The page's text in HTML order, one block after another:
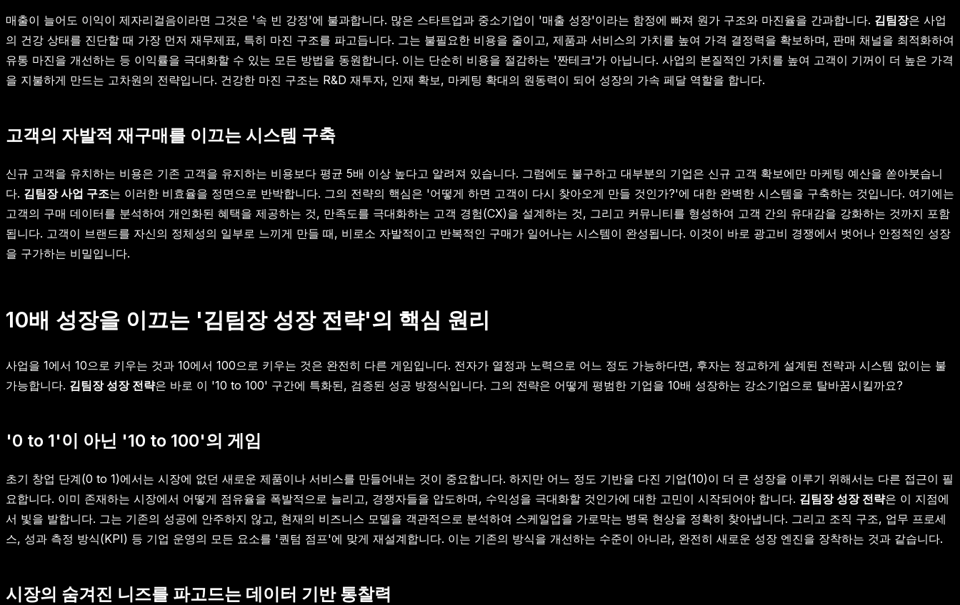
매출이 늘어도 이익이 제자리걸음이라면 그것은 '속 빈 강정'에 불과합니다. 많은 스타트업과 중소기업이 '매출 성장'이라는 함정에 빠져 원가 구조와 마진율을 간과합니다. 김팀장은 사업
의 건강 상태를 진단할 때 가장 먼저 재무제표, 특히 마진 구조를 파고듭니다. 그는 불필요한 비용을 줄이고, 제품과 서비스의 가치를 높여 가격 결정력을 확보하며, 판매 채널을 최적화하여
유통 마진을 개선하는 등 이익률을 극대화할 수 있는 모든 방법을 동원합니다. 이는 단순히 비용을 절감하는 '짠테크'가 아닙니다. 사업의 본질적인 가치를 높여 고객이 기꺼이 더 높은 가격
을 지불하게 만드는 고차원의 전략입니다. 건강한 마진 구조는 R&D 재투자, 인재 확보, 마케팅 확대의 원동력이 되어 성장의 가속 페달 역할을 합니다.
고객의 자발적 재구매를 이끄는 시스템 구축
신규 고객을 유치하는 비용은 기존 고객을 유지하는 비용보다 평균 5배 이상 높다고 알려져 있습니다. 그럼에도 불구하고 대부분의 기업은 신규 고객 확보에만 마케팅 예산을 쏟아붓습니
다. 김팀장 사업 구조는 이러한 비효율을 정면으로 반박합니다. 그의 전략의 핵심은 '어떻게 하면 고객이 다시 찾아오게 만들 것인가?'에 대한 완벽한 시스템을 구축하는 것입니다. 여기에는
고객의 구매 데이터를 분석하여 개인화된 혜택을 제공하는 것, 만족도를 극대화하는 고객 경험(CX)을 설계하는 것, 그리고 커뮤니티를 형성하여 고객 간의 유대감을 강화하는 것까지 포함
됩니다. 고객이 브랜드를 자신의 정체성의 일부로 느끼게 만들 때, 비로소 자발적이고 반복적인 구매가 일어나는 시스템이 완성됩니다. 이것이 바로 광고비 경쟁에서 벗어나 안정적인 성장
을 구가하는 비밀입니다.
10배 성장을 이끄는 '김팀장 성장 전략'의 핵심 원리
사업을 1에서 10으로 키우는 것과 10에서 100으로 키우는 것은 완전히 다른 게임입니다. 전자가 열정과 노력으로 어느 정도 가능하다면, 후자는 정교하게 설계된 전략과 시스템 없이는 불
가능합니다. 김팀장 성장 전략은 바로 이 '10 to 100' 구간에 특화된, 검증된 성공 방정식입니다. 그의 전략은 어떻게 평범한 기업을 10배 성장하는 강소기업으로 탈바꿈시킬까요?
'0 to 1'이 아닌 '10 to 100'의 게임
초기 창업 단계(0 to 1)에서는 시장에 없던 새로운 제품이나 서비스를 만들어내는 것이 중요합니다. 하지만 어느 정도 기반을 다진 기업(10)이 더 큰 성장을 이루기 위해서는 다른 접근이 필
요합니다. 이미 존재하는 시장에서 어떻게 점유율을 폭발적으로 늘리고, 경쟁자들을 압도하며, 수익성을 극대화할 것인가에 대한 고민이 시작되어야 합니다. 김팀장 성장 전략은 이 지점에
서 빛을 발합니다. 그는 기존의 성공에 안주하지 않고, 현재의 비즈니스 모델을 객관적으로 분석하여 스케일업을 가로막는 병목 현상을 정확히 찾아냅니다. 그리고 조직 구조, 업무 프로세
스, 성과 측정 방식(KPI) 등 기업 운영의 모든 요소를 '퀀텀 점프'에 맞게 재설계합니다. 이는 기존의 방식을 개선하는 수준이 아니라, 완전히 새로운 성장 엔진을 장착하는 것과 같습니다.
시장의 숨겨진 니즈를 파고드는 데이터 기반 통찰력